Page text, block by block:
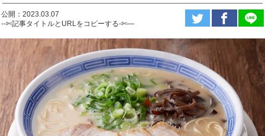
公開：2023.03.07
--✄記事タイトルとURLをコピーする-✄—